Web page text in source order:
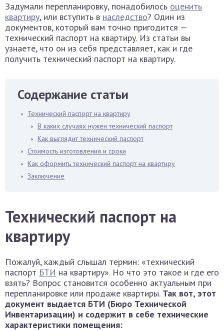
Задумали перепланировку, понадобилось оценить
квартиру, или вступить в наследство? Один из
документов, который вам точно пригодится —
технический паспорт на квартиру. Из статьи вы
узнаете, что он из себя представляет, как и где
получить технический паспорт на квартиру.
Содержание статьи
Технический паспорт на квартиру
В каких случаях нужен технический паспорт
Как выглядит технический паспорт
Стоимость изготовления и сроки
Как оформить технический паспорт на квартиру
Заключение
Технический паспорт на
квартиру
Пожалуй, каждый слышал термин: «технический
паспорт БТИ на квартиру». Но что это такое и где его
взять? Вопрос становится особенно актуальным при
перепланировке или продаже квартиры. Так вот, этот
документ выдается БТИ (Бюро Технической
Инвентаризации) и содержит в себе технические
характеристики помещения: